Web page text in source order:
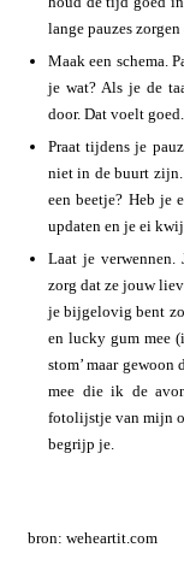
lange pauzes
Maak een schema.
je wat? Als je de
door. Dat voelt goed.
Praat tijdens je
niet in de buurt zijn.
een beetje? Heb je
updaten en je ei
Laat je
zorg dat ze jouw
je bijgelovig bent
en lucky gum mee
stom’ maar
mee die ik de
fotolijstje van mijn
begrijp je.
bron: weheartit.com